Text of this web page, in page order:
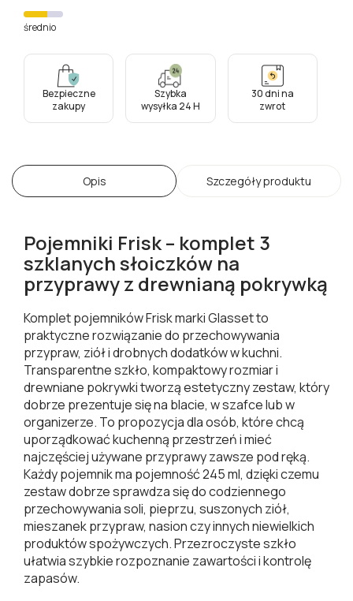
średnio
Bezpieczne
zakupy
Szybka
wysyłka 24 H
30 dni na
zwrot
Opis Szczegóły produktu
Pojemniki Frisk – komplet 3
szklanych słoiczków na
przyprawy z drewnianą pokrywką
Komplet pojemników Frisk marki Glasset to
praktyczne rozwiązanie do przechowywania
przypraw, ziół i drobnych dodatków w kuchni.
Transparentne szkło, kompaktowy rozmiar i
drewniane pokrywki tworzą estetyczny zestaw, który
dobrze prezentuje się na blacie, w szafce lub w
organizerze. To propozycja dla osób, które chcą
uporządkować kuchenną przestrzeń i mieć
najczęściej używane przyprawy zawsze pod ręką.
Każdy pojemnik ma pojemność 245 ml, dzięki czemu
zestaw dobrze sprawdza się do codziennego
przechowywania soli, pieprzu, suszonych ziół,
mieszanek przypraw, nasion czy innych niewielkich
produktów spożywczych. Przezroczyste szkło
ułatwia szybkie rozpoznanie zawartości i kontrolę
zapasów.